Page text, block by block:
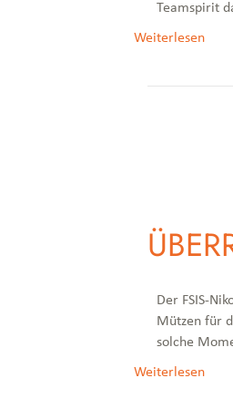
Teamspirit
Weiterlesen
Der FSIS-
Mützen für
solche
Weiterlesen